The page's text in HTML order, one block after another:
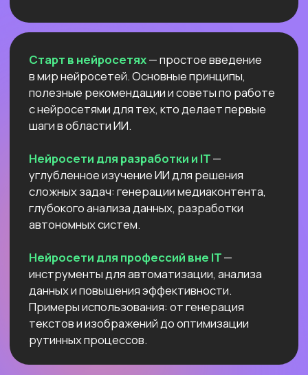
программирование и востребованные
методы разработки в 2−4 раза быстрее
с помощью нейросетей и no-соde
инструментов!
Промпт-инжиниринг— это
взаимодействие с нейросетями, которое
превращает твои идеи в мощные ИИ-
решения: автоматизация рутину,
бизнес-процессов в десятки раз
Для детей 8
Естественный интеллект 1
Высшее образование 2
Чат-боты
Вайб-кодинг